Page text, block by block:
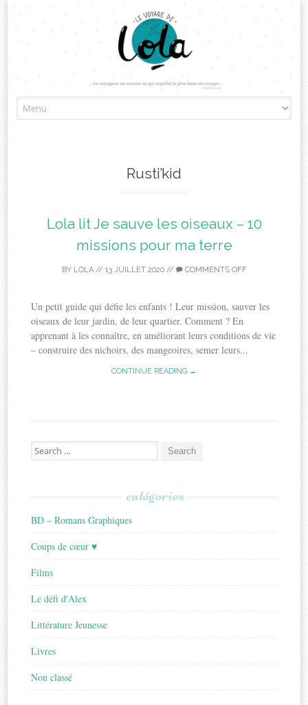
to
Rusti’kid
Lola lit Je sauve les oiseaux – 10
missions pour ma terre
BY LOLA// 13 JUILLET 2020// COMMENTS OFF
Un petit guide qui défie les enfants ! Leur mission, sauver les
oiseaux de leur jardin, de leur quartier. Comment ? En
apprenant à les connaître, en améliorant leurs conditions de vie
– construire des nichoirs, des mangeoires, semer leurs...
CONTINUE READING →
Search
for:
catégories
BD – Romans Graphiques
Coups de cœur ♥
Films
Le défi d'Alex
Littérature Jeunesse
Livres
Non classé